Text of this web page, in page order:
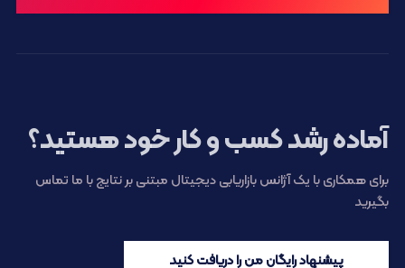
آماده رشد کسب و کار خود هستید؟
برای همکاری با یک آژانس بازاریابی دیجیتال مبتنی بر نتایج با ما تماس
بگیرید
پیشنهاد رایگان من را دریافت کنید